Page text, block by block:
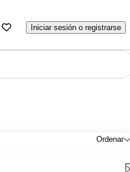
Iniciar sesión o registrarse
Ordenar